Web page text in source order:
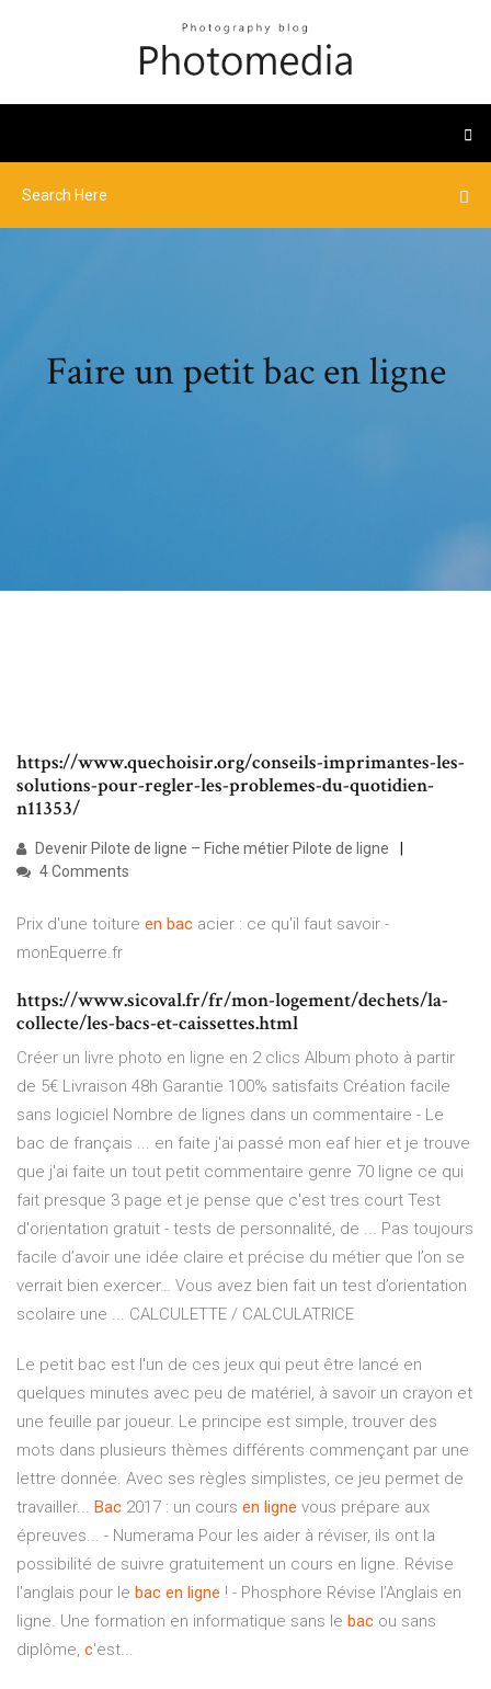
Faire un petit bac en ligne
https://www.quechoisir.org/conseils-imprimantes-les-
solutions-pour-regler-les-problemes-du-quotidien-
n11353/
Devenir Pilote de ligne – Fiche métier Pilote de ligne
4 Comments
Prix d'une toiture en bac acier : ce qu'il faut savoir -
monEquerre.fr
https://www.sicoval.fr/fr/mon-logement/dechets/la-
collecte/les-bacs-et-caissettes.html
Créer un livre photo en ligne en 2 clics Album photo à partir
de 5€ Livraison 48h Garantie 100% satisfaits Création facile
sans logiciel Nombre de lignes dans un commentaire - Le
bac de français ... en faite j'ai passé mon eaf hier et je trouve
que j'ai faite un tout petit commentaire genre 70 ligne ce qui
fait presque 3 page et je pense que c'est tres court Test
d'orientation gratuit - tests de personnalité, de ... Pas toujours
facile d’avoir une idée claire et précise du métier que l’on se
verrait bien exercer… Vous avez bien fait un test d’orientation
scolaire une ... CALCULETTE / CALCULATRICE
Le petit bac est l'un de ces jeux qui peut être lancé en
quelques minutes avec peu de matériel, à savoir un crayon et
une feuille par joueur. Le principe est simple, trouver des
mots dans plusieurs thèmes différents commençant par une
lettre donnée. Avec ses règles simplistes, ce jeu permet de
travailler... Bac 2017 : un cours en ligne vous prépare aux
épreuves... - Numerama Pour les aider à réviser, ils ont la
possibilité de suivre gratuitement un cours en ligne. Révise
l'anglais pour le bac en ligne ! - Phosphore Révise l’Anglais en
ligne. Une formation en informatique sans le bac ou sans
diplôme, c'est...